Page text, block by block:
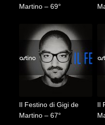
Martino – 69°
Il Festino di Gigi de
Martino – 67°
Il